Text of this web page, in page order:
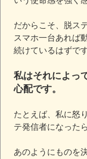
だからこそ、脱ス
スマホ一台あれば
続けているはずです
私はそれによっ
心配です。
たとえば、私に怒
テ発信者になったら
あのようにものを